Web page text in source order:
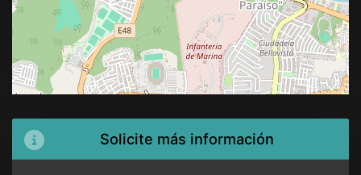
Solicite más información